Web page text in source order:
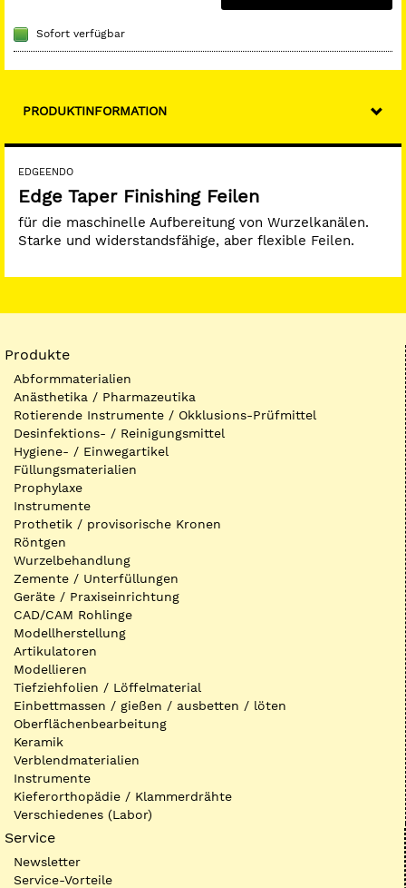
Sofort verfügbar
PRODUKTINFORMATION
EDGEENDO
Edge Taper Finishing Feilen
für die maschinelle Aufbereitung von Wurzelkanälen.
Starke und widerstandsfähige, aber flexible Feilen.
Produkte
Abformmaterialien
Anästhetika / Pharmazeutika
Rotierende Instrumente / Okklusions-Prüfmittel
Desinfektions- / Reinigungsmittel
Hygiene- / Einwegartikel
Füllungsmaterialien
Prophylaxe
Instrumente
Prothetik / provisorische Kronen
Röntgen
Wurzelbehandlung
Zemente / Unterfüllungen
Geräte / Praxiseinrichtung
CAD/CAM Rohlinge
Modellherstellung
Artikulatoren
Modellieren
Tiefziehfolien / Löffelmaterial
Einbettmassen / gießen / ausbetten / löten
Oberflächenbearbeitung
Keramik
Verblendmaterialien
Instrumente
Kieferorthopädie / Klammerdrähte
Verschiedenes (Labor)
Service
Newsletter
Service-Vorteile